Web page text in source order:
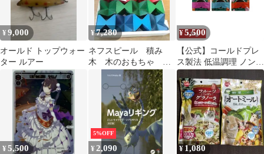
¥9,000
オールド トップウォー
ター ルアー
¥7,280
ネフスピール 積み
木 木のおもちゃ 誕
生日プレゼントにも
¥5,500
【公式】コールドプレ
ス製法 低温調理 ノンオ
イルコーティング 犬用
総合栄養食 ミートミー
ル不使用 コールドプレ
スフレッシュ(スリム)
1.5kg トライバル
¥5,500
5%OFF
¥2,090 ¥ 1,080